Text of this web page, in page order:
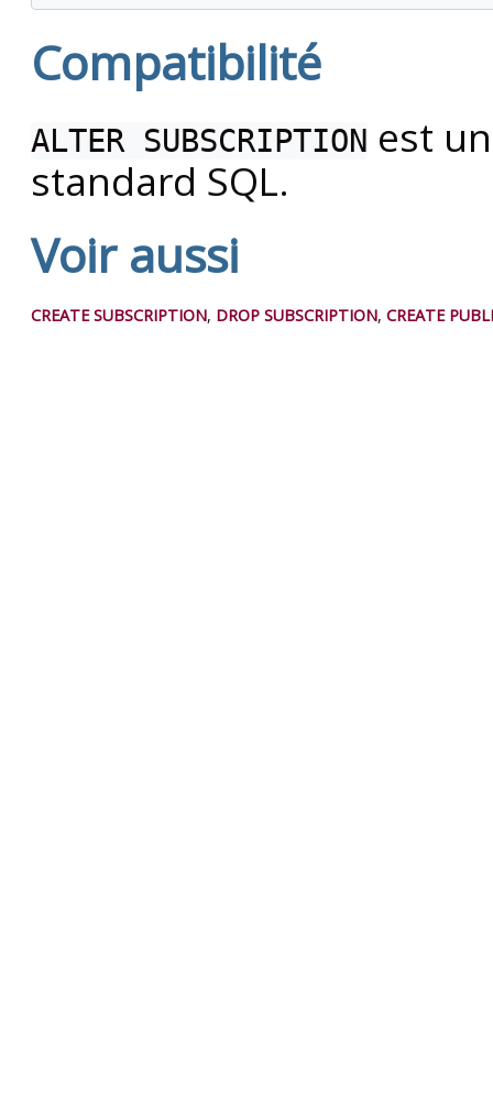
Compatibilité
ALTER SUBSCRIPTION est
standard SQL.
Voir aussi
CREATE SUBSCRIPTION, DROP SUBSCRIPTION, CREATE